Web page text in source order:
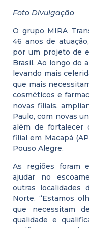
Foto Divulgação
O grupo MIRA
46 anos de
por um projeto de
Brasil. Ao longo do
levando mais
que mais
cosméticos e
novas filiais,
Paulo, com novas
além de fortalecer
filial em Macapá
Pouso Alegre.
As regiões foram
ajudar no
outras localidades
Norte. “Estamos
que necessitam
qualidade e